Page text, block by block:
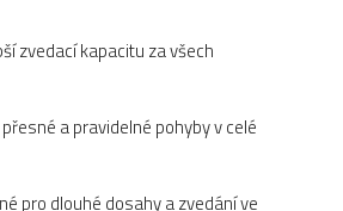
zvedací kapacitu za všech
a pravidelné pohyby v celé
pro dlouhé dosahy a zvedání ve